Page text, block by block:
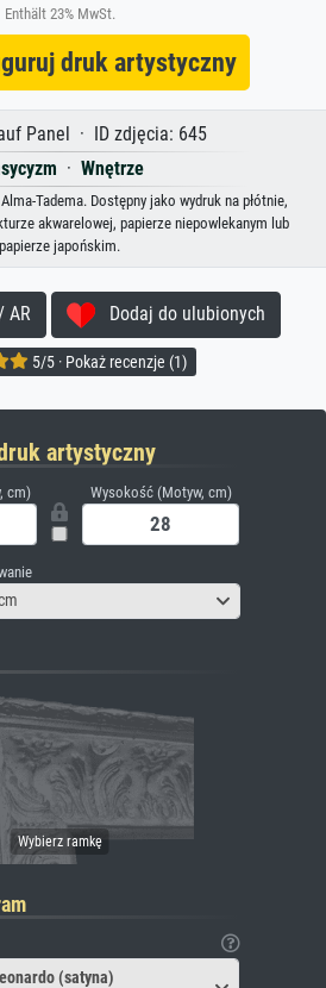
Enthält 23% MwSt.
druk artystyczny
Panel · ID zdjęcia: 645
· Wnętrze
Tadema. Dostępny jako wydruk na płótnie,
akwarelowej, papierze niepowlekanym lub
papierze japońskim.
AR Dodaj do ulubionych
5/5 · Pokaż recenzje (1)
artystyczny
cm) Wysokość (Motyw, cm)
(satyna)